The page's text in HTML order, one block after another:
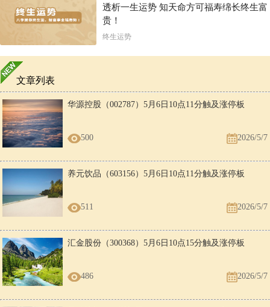
透析一生运势 知天命方可福寿绵长终生富
贵！
终生运势
文章列表
华源控股（002787）5月6日10点11分触及涨停板
500 2026/5/7
养元饮品（603156）5月6日10点11分触及涨停板
511 2026/5/7
汇金股份（300368）5月6日10点15分触及涨停板
486 2026/5/7